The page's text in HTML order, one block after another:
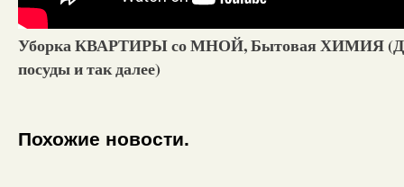
Уборка КВАРТИРЫ со МНОЙ, Бытовая ХИМИЯ
посуды и так далее)
Похожие новости.